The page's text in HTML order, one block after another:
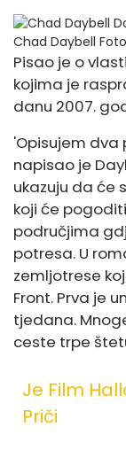
Chad Daybell
Pisao je o
kojima je
danu 2007.
'Opisujem dva
napisao je
ukazuju da će
koji će
područjima
potresa. U
zemljotrese
Front. Prva je
tjedana.
ceste trpe
Je Film
Priči